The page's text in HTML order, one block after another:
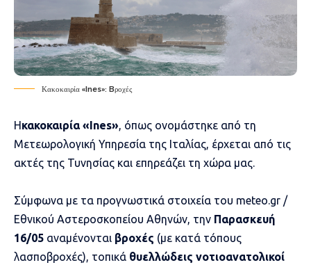
Κακοκαιρία «Ines»: Bροχές
Ηκακοκαιρία «Ines» , όπως ονομάστηκε από τη
Μετεωρολογική Υπηρεσία της Ιταλίας, έρχεται από τις
ακτές της Τυνησίας και επηρεάζει τη χώρα μας.
Σύμφωνα με τα προγνωστικά στοιχεία του meteo.gr /
Εθνικού Αστεροσκοπείου Αθηνών, την Παρασκευή
16/05 αναμένονται βροχές (με κατά τόπους
λασποβροχές), τοπικά θυελλώδεις νοτιοανατολικοί